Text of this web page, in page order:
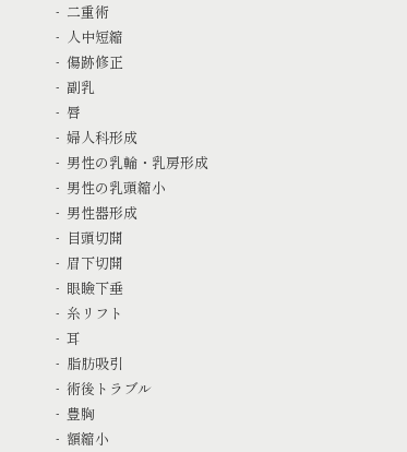
二重術
人中短縮
傷跡修正
副乳
唇
婦人科形成
男性の乳輪・乳房形成
男性の乳頭縮小
男性器形成
目頭切開
眉下切開
眼瞼下垂
糸リフト
耳
脂肪吸引
術後トラブル
豊胸
額縮小